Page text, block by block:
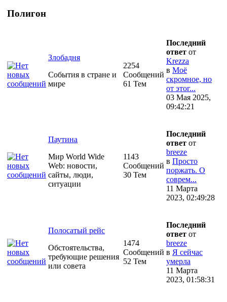
Полигон
Злобадня
События в стране и
мире
2254
Сообщений
61 Тем
Последний
ответ от
Krezza
в Моё
скромное, но
от этог...
03 Мая 2025,
09:42:21
Паутина
Мир World Wide
Web: новости,
сайты, люди,
ситуации
1143
Сообщений
30 Тем
Последний
ответ от
breeze
в Просто
поржать. О
соврем...
11 Марта
2023, 02:49:28
Полосатый рейс
Обстоятельства,
требующие решения
или совета
1474
Сообщений
52 Тем
Последний
ответ от
breeze
в Я сейчас
умерла
11 Марта
2023, 01:58:31